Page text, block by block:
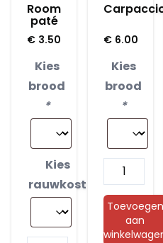
Room
paté
€ 3.50
Kies
brood
*
Kies
rauwkost
€ 6.00
Kies
brood
*
Carpaccio
aantal
Toevoegen
aan